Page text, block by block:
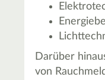
Darüber
von